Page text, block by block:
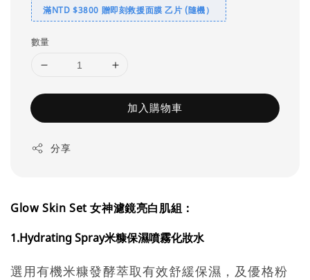
滿NTD $3800 贈即刻救援面膜 乙片 (隨機）
數量
加入購物車
分享
Glow Skin Set 女神濾鏡亮白肌組：
1.Hydrating Spray米糠保濕噴霧化妝水
選用有機米糠發酵萃取有效舒緩保濕，及優格粉